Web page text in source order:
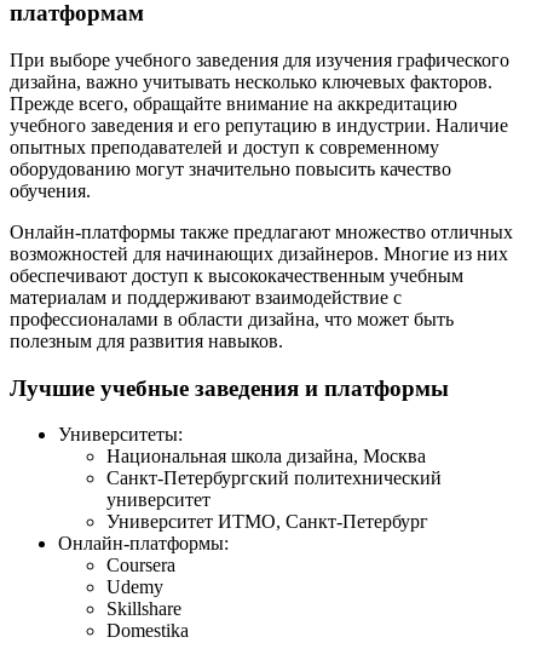
платформам
При выборе учебного заведения для изучения графического
дизайна, важно учитывать несколько ключевых факторов.
Прежде всего, обращайте внимание на аккредитацию
учебного заведения и его репутацию в индустрии. Наличие
опытных преподавателей и доступ к современному
оборудованию могут значительно повысить качество
обучения.
Онлайн-платформы также предлагают множество отличных
возможностей для начинающих дизайнеров. Многие из них
обеспечивают доступ к высококачественным учебным
материалам и поддерживают взаимодействие с
профессионалами в области дизайна, что может быть
полезным для развития навыков.
Лучшие учебные заведения и платформы
Университеты:
Национальная школа дизайна, Москва
Санкт-Петербургский политехнический
университет
Университет ИТМО, Санкт-Петербург
Онлайн-платформы:
Coursera
Udemy
Skillshare
Domestika